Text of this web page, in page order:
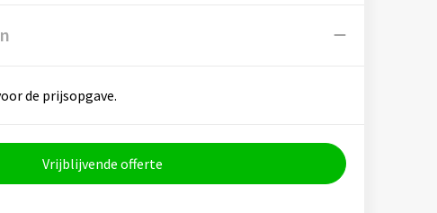
de prijsopgave.
Vrijblijvende offerte